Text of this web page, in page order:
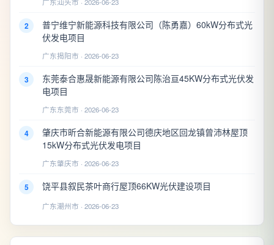
2
普宁维宁新能源科技有限公司（陈勇嘉）60kW分布式光
伏发电项目
广东揭阳市 · 2026-06-23
3
东莞泰合惠晟新能源有限公司陈治亘45KW分布式光伏发
电项目
广东东莞市 · 2026-06-23
4
肇庆市昕合新能源有限公司德庆地区回龙镇曾沛林屋顶
15kW分布式光伏发电项目
广东肇庆市 · 2026-06-23
5 饶平县叙民茶叶商行屋顶66KW光伏建设项目
广东潮州市 · 2026-06-23